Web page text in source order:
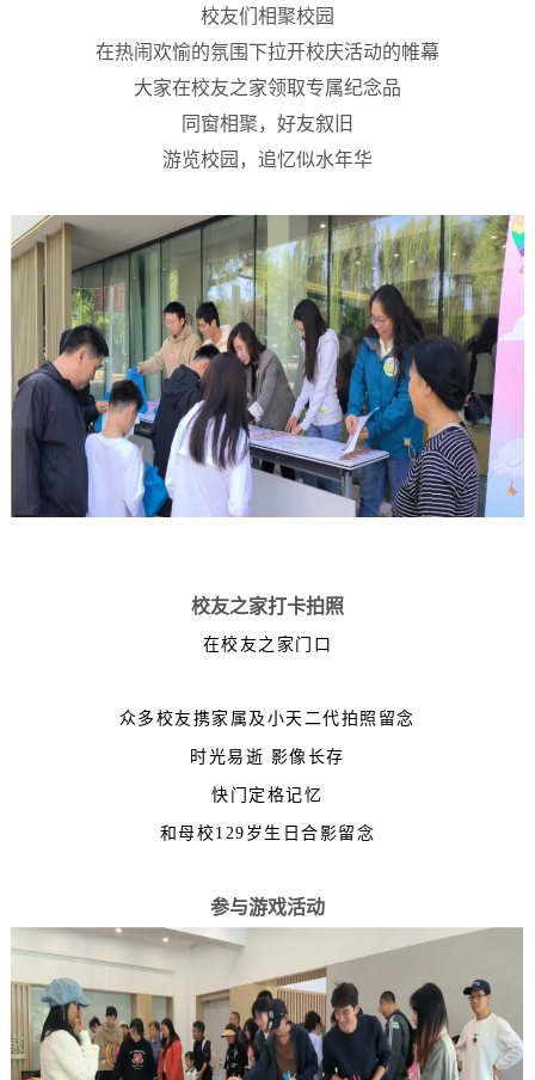
校友们相聚校园
在热闹欢愉的氛围下拉开校庆活动的帷幕
大家在校友之家领取专属纪念品
同窗相聚，好友叙旧
游览校园，追忆似水年华
校友之家打卡拍照
在校友之家门口
众多校友携家属及小天二代拍照留念
时光易逝 影像长存
快门定格记忆
和母校129岁生日合影留念
参与游戏活动